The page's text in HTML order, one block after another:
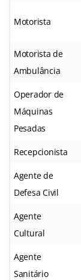
Motorista
Motorista de
Ambulância
Operador de
Máquinas
Pesadas
Recepcionista
Agente de
Defesa Civil
Agente
Cultural
Agente
Sanitário